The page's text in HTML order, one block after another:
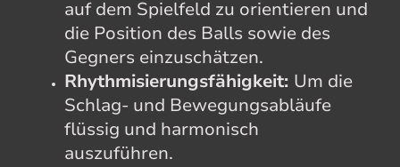
auf dem Spielfeld zu orientieren und
die Position des Balls sowie des
Gegners einzuschätzen.
Rhythmisierungsfähigkeit: Um die
Schlag- und Bewegungsabläufe
flüssig und harmonisch
auszuführen.